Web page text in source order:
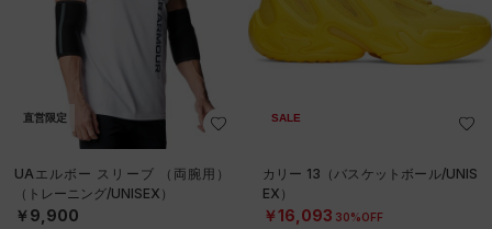
直営限定
UAエルボー スリーブ （両腕用）
（トレーニング/UNISEX）
￥9,900
SALE
カリー 13（バスケットボール/UNIS
EX）
￥16,093 30%OFF